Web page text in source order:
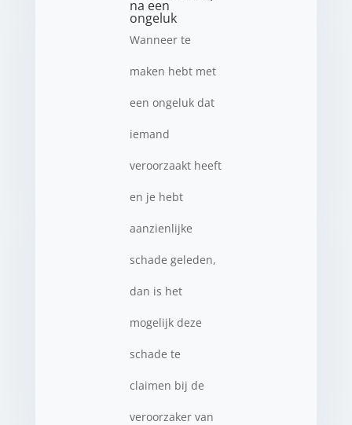
na een
ongeluk
Wanneer te
maken hebt met
een ongeluk dat
iemand
veroorzaakt heeft
en je hebt
aanzienlijke
schade geleden,
dan is het
mogelijk deze
schade te
claimen bij de
veroorzaker van